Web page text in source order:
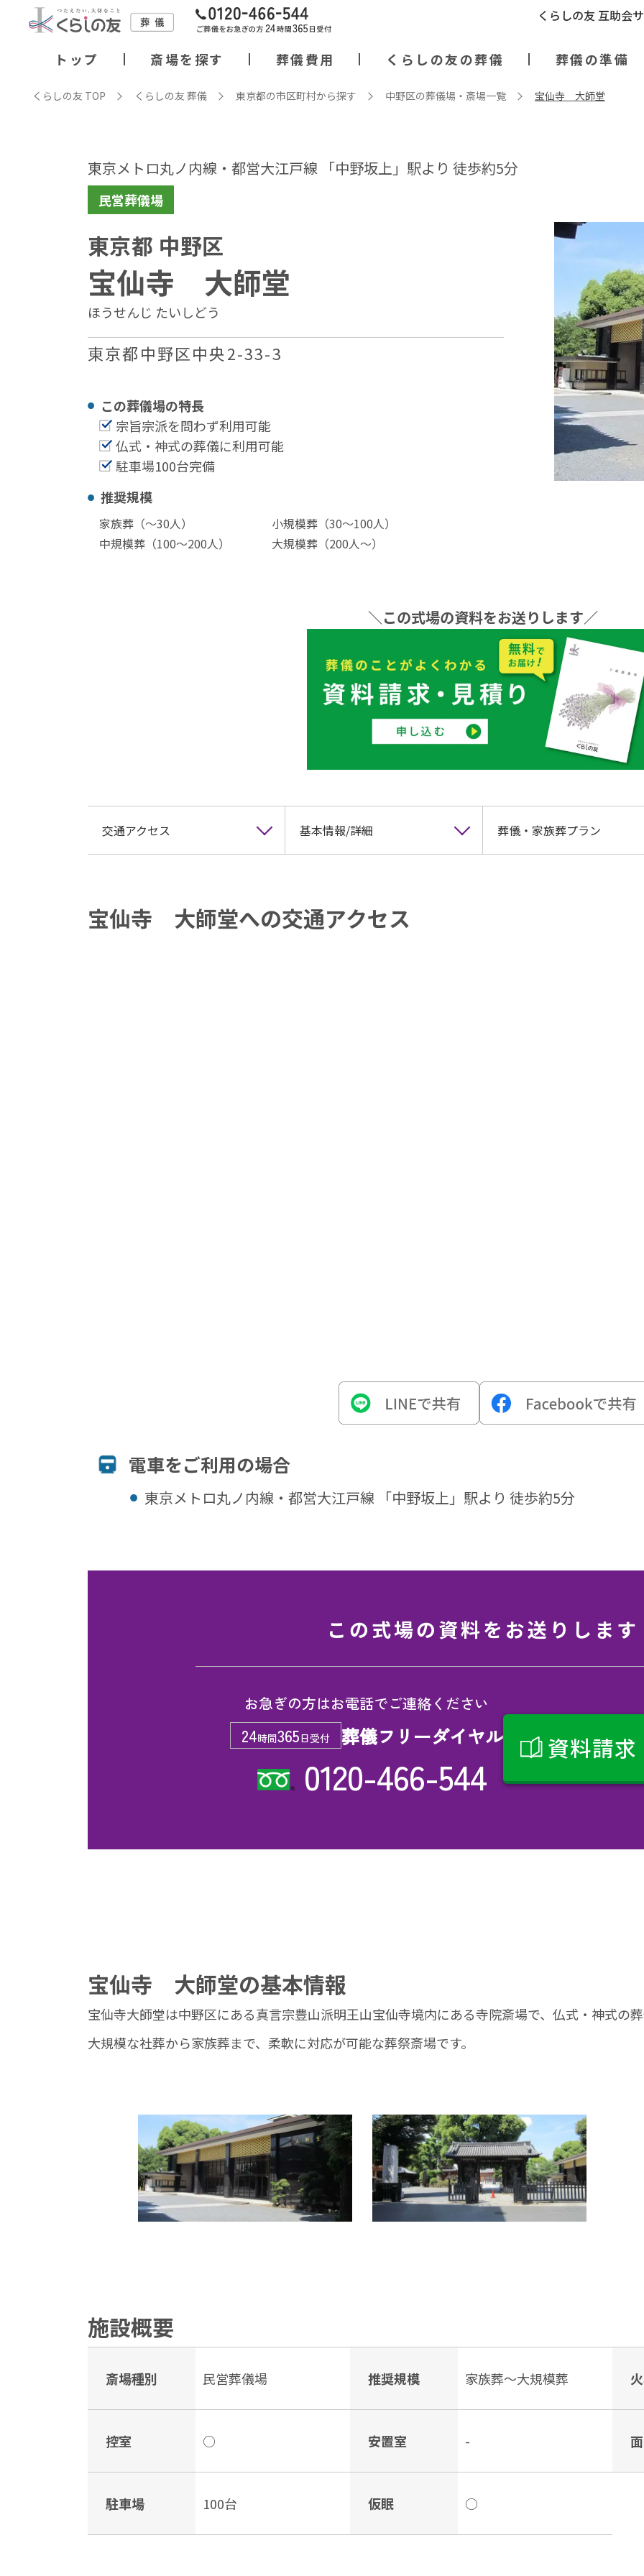
くらしの友 互助会
トップ 斎場を探す 葬儀費用 くらしの友の葬儀 葬儀の準備
くらしの友 TOP くらしの友 葬儀 東京都の市区町村から探す 中野区の葬儀場・斎場⼀覧 宝仙寺 大師堂
東京メトロ丸ノ内線・都営大江戸線 「中野坂上」駅より 徒歩約5分
民営葬儀場
東京都 中野区
宝仙寺 大師堂
ほうせんじ たいしどう
東京都中野区中央2-33-3
この葬儀場の特⻑
宗旨宗派を問わず利用可能
仏式・神式の葬儀に利用可能
駐車場100台完備
推奨規模
家族葬（〜30⼈）
小規模葬（30〜100⼈）
中規模葬（100〜200⼈）
大規模葬（200⼈〜）
＼この式場の資料をお送りします／
交通アクセス 基本情報/詳細 葬儀・家族葬プラン
宝仙寺 大師堂への交通アクセス
電⾞をご利⽤の場合
東京メトロ丸ノ内線・都営大江戸線 「中野坂上」駅より 徒歩約5分
この式場の資料をお送りします
お急ぎの方はお電話でご連絡ください
24時間365日受付 葬儀フリーダイヤル
0120-466-544
資料請
宝仙寺 大師堂の基本情報
宝仙寺大師堂は中野区にある真言宗豊山派明王山宝仙寺境内にある寺院斎場で、仏式・神式の
大規模な社葬から家族葬まで、柔軟に対応が可能な葬祭斎場です。
施設概要
斎場種別 民営葬儀場 推奨規模 家族葬〜大規模葬
控室 ○ 安置室 -
駐車場 100台 仮眠 ○